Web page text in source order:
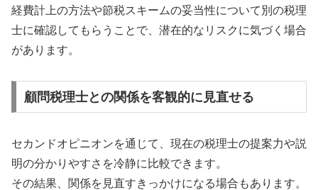
経費計上の方法や節税スキームの妥当性について別の税理
士に確認してもらうことで、潜在的なリスクに気づく場合
があります。
顧問税理士との関係を客観的に見直せる
セカンドオピニオンを通じて、現在の税理士の提案力や説
明の分かりやすさを冷静に比較できます。
その結果、関係を見直すきっかけになる場合もあります。